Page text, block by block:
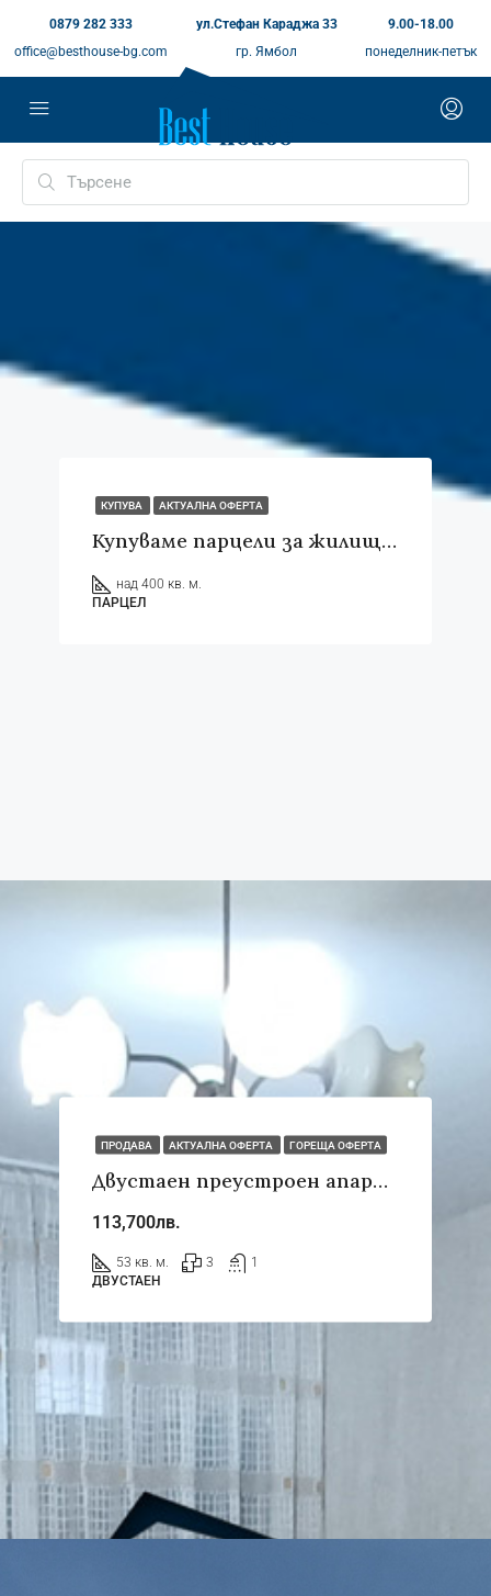
0879 282 333
office@besthouse-bg.com
ул.Стефан Караджа 33
гр. Ямбол
9.00-18.00
понеделник-петък
КУПУВА АКТУАЛНА ОФЕРТА
Купуваме парцели за жилищно строителство в гр. Ямбол
над 400 кв. м.
ПАРЦЕЛ
ПРОДАВА АКТУАЛНА ОФЕРТА ГОРЕЩА ОФЕРТА
Двустаен преустроен апартамент
113,700лв.
53 кв. м. 3
1
ДВУСТАЕН